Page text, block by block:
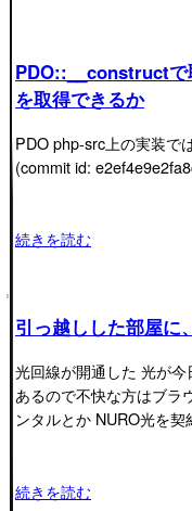
PDO::__constructで
を取得できるか
PDO php-src上の実装で
(commit id:
続きを読む
引っ越しした部屋に
光回線が開通した 光が
あるので不快な方はブラ
ンタルとか NURO光を
続きを読む